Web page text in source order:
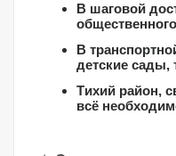
В шаговой
В
детские сады,
Тихий район,
всё